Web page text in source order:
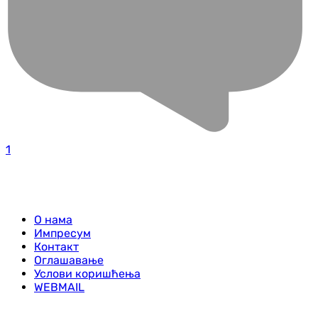
1
О нама
Импресум
Контакт
Оглашавање
Услови коришћења
WEBMAIL